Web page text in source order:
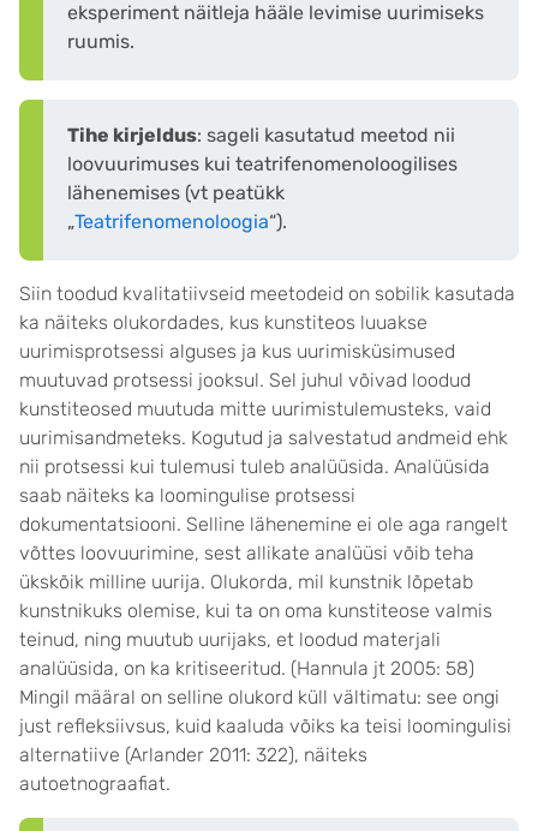
eksperiment näitleja hääle levimise uurimiseks
ruumis.
Tihe kirjeldus: sageli kasutatud meetod nii
loovuurimuses kui teatrifenomenoloogilises
lähenemises (vt peatükk
„Teatrifenomenoloogia“).
Siin toodud kvalitatiivseid meetodeid on sobilik kasutada
ka näiteks olukordades, kus kunstiteos luuakse
uurimisprotsessi alguses ja kus uurimisküsimused
muutuvad protsessi jooksul. Sel juhul võivad loodud
kunstiteosed muutuda mitte uurimistulemusteks, vaid
uurimisandmeteks. Kogutud ja salvestatud andmeid ehk
nii protsessi kui tulemusi tuleb analüüsida. Analüüsida
saab näiteks ka loomingulise protsessi
dokumentatsiooni. Selline lähenemine ei ole aga rangelt
võttes loovuurimine, sest allikate analüüsi võib teha
ükskõik milline uurija. Olukorda, mil kunstnik lõpetab
kunstnikuks olemise, kui ta on oma kunstiteose valmis
teinud, ning muutub uurijaks, et loodud materjali
analüüsida, on ka kritiseeritud. (Hannula jt 2005: 58)
Mingil määral on selline olukord küll vältimatu: see ongi
just refleksiivsus, kuid kaaluda võiks ka teisi loomingulisi
alternatiive (Arlander 2011: 322), näiteks
autoetnograafiat.